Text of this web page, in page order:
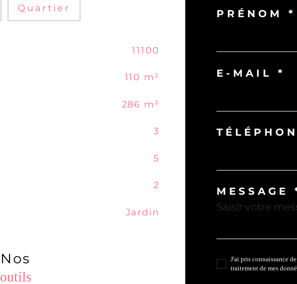
Quartier
11100
110 m²
286 m²
3
5
2
Jardin
Nos
outils
PRÉNOM *
E-MAIL *
MESSAGE
J'ai pris connaissance
traitement de mes